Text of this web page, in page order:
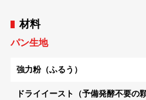
材料
パン生地
強力粉（ふるう）
ドライイースト（予備発酵不要の